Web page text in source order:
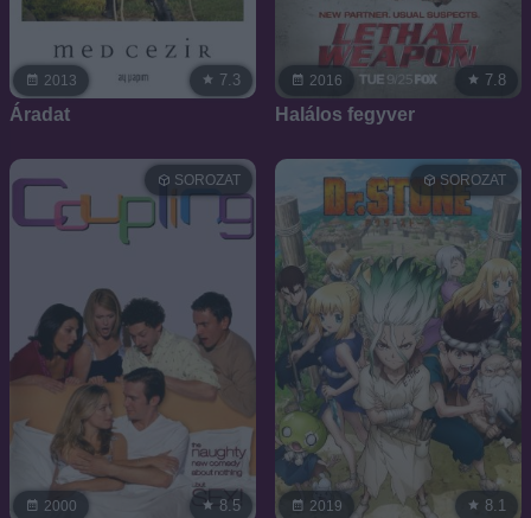
2013 7.3
Áradat
2016 7.8
Halálos fegyver
2000
SOROZAT
8.5 2019
SOROZAT
8.1